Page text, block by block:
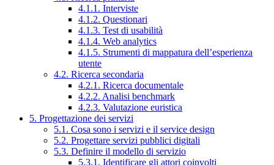
4.1.1. Interviste
4.1.2. Questionari
4.1.3. Test di usabilità
4.1.4. Web analytics
4.1.5. Strumenti di mappatura dell’esperienza
utente
4.2. Ricerca secondaria
4.2.1. Ricerca documentale
4.2.2. Analisi benchmark
4.2.3. Valutazione euristica
5. Progettazione dei servizi
5.1. Cosa sono i servizi e il service design
5.2. Progettare servizi pubblici digitali
5.3. Definire il modello di servizio
5.3.1. Identificare gli attori coinvolti